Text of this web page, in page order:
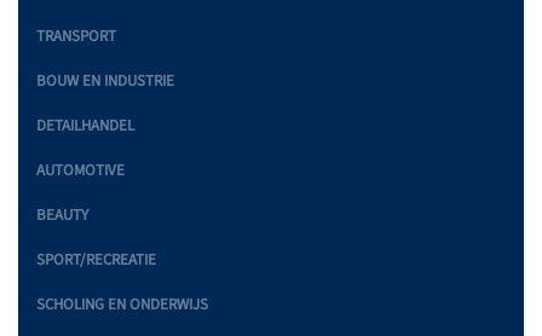
TRANSPORT
BOUW EN INDUSTRIE
DETAILHANDEL
AUTOMOTIVE
BEAUTY
SPORT/RECREATIE
SCHOLING EN ONDERWIJS